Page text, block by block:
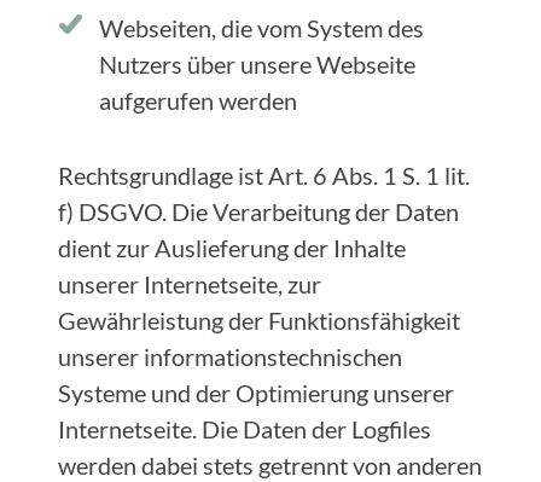
Webseiten, die vom System des
Nutzers über unsere Webseite
aufgerufen werden
Rechtsgrundlage ist Art. 6 Abs. 1 S. 1 lit.
f) DSGVO. Die Verarbeitung der Daten
dient zur Auslieferung der Inhalte
unserer Internetseite, zur
Gewährleistung der Funktionsfähigkeit
unserer informationstechnischen
Systeme und der Optimierung unserer
Internetseite. Die Daten der Logfiles
werden dabei stets getrennt von anderen